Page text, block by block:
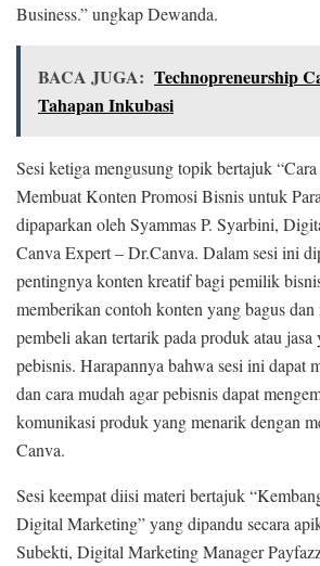
Business.” ungkap Dewanda.
BACA JUGA: Technopreneurship
Tahapan Inkubasi
Sesi ketiga mengusung topik bertajuk
Membuat Konten Promosi Bisnis untuk
dipaparkan oleh Syammas P. Syarbini,
Canva Expert – Dr.Canva. Dalam sesi ini
pentingnya konten kreatif bagi pemilik
memberikan contoh konten yang bagus
pembeli akan tertarik pada produk atau
pebisnis. Harapannya bahwa sesi ini dapat
dan cara mudah agar pebisnis dapat
komunikasi produk yang menarik dengan
Canva.
Sesi keempat diisi materi bertajuk
Digital Marketing” yang dipandu secara
Subekti, Digital Marketing Manager